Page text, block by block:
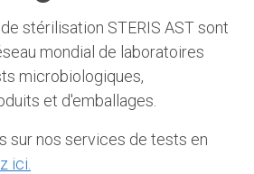
stérilisation STERIS AST sont
mondial de laboratoires
microbiologiques,
et d'emballages.
sur nos services de tests en
ici.